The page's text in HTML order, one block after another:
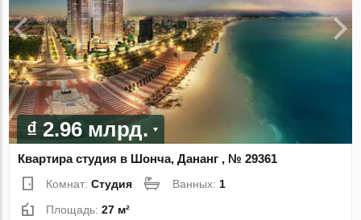
₫ 2.96 млрд.
Квартира студия в Шонча, Дананг , № 29361
Комнат:Студия Ванных: 1
Площадь:27 м²